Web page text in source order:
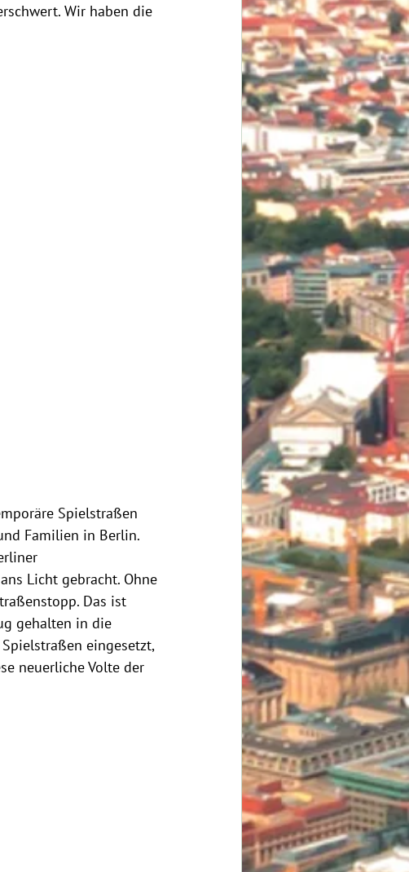
Wir haben die
Spielstraßen
Familien in Berlin.
Licht gebracht. Ohne
Das ist
gehalten in die
eingesetzt,
neuerliche Volte der